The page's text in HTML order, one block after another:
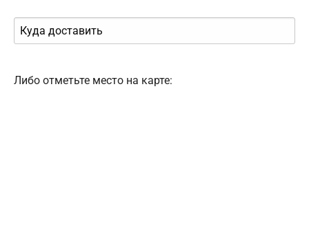
Либо отметьте место на карте: